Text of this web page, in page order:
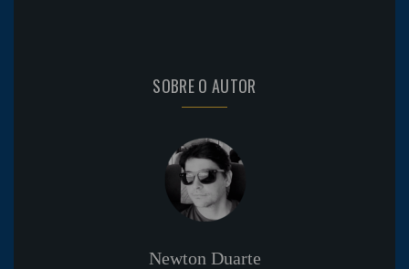
SOBRE O AUTOR
Newton Duarte